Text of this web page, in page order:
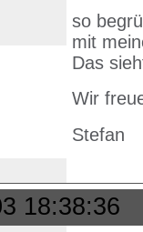
so
mit
Das
Wir
Stefan
18:38:36